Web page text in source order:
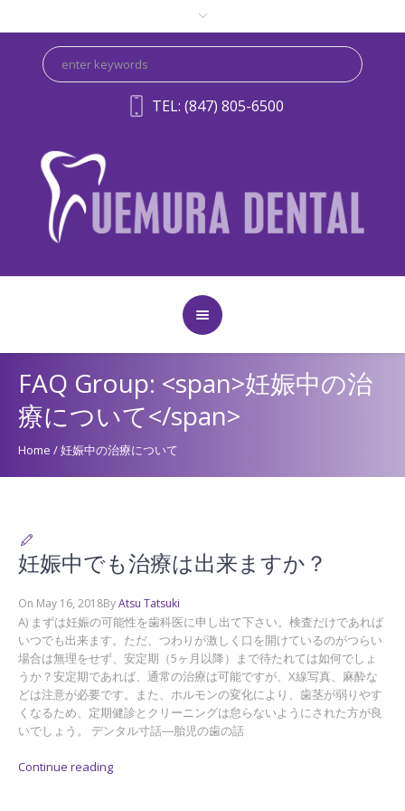
TEL: (847) 805-6500
FAQ Group: <span>妊娠中の治
療について</span>
Home /妊娠中の治療について
妊娠中でも治療は出来ますか？
On May 16, 2018ByAtsu Tatsuki
A) まずは妊娠の可能性を歯科医に申し出て下さい。検査だけであれば
いつでも出来ます。ただ、つわりが激しく口を開けているのがつらい
場合は無理をせず、安定期（5ヶ月以降）まで待たれては如何でしょ
うか？安定期であれば、通常の治療は可能ですが、X線写真、麻酔な
どは注意が必要です。また、ホルモンの変化により、歯茎が弱りやす
くなるため、定期健診とクリーニングは怠らないようにされた方が良
いでしょう。 デンタル寸話―胎児の歯の話
Continue reading